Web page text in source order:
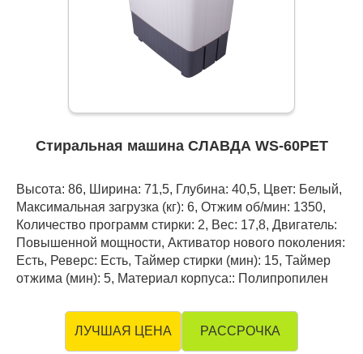
Стиральная машина СЛАВДА WS-60PET
Высота: 86, Ширина: 71,5, Глубина: 40,5, Цвет: Белый,
Максимальная загрузка (кг): 6, Отжим об/мин: 1350,
Количество программ стирки: 2, Вес: 17,8, Двигатель:
Повышенной мощности, Активатор нового поколения:
Есть, Реверс: Есть, Таймер стирки (мин): 15, Таймер
отжима (мин): 5, Материал корпуса:: Полипропилен
ЛУЧШАЯ ЦЕНА РАССРОЧКА